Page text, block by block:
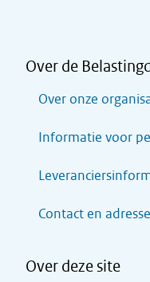
Over de
Over onze
Informatie voor
Contact en
Over deze site